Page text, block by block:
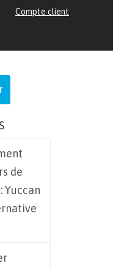
Compte client
de
Yuccan